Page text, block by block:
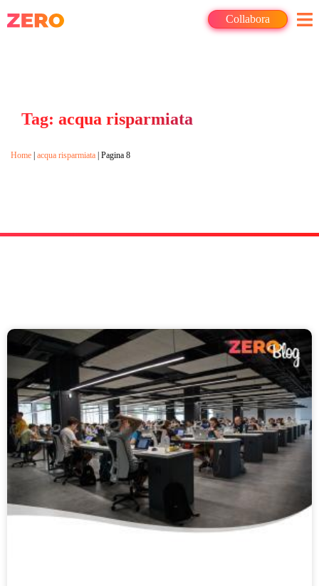
Collabora
Tag: acqua risparmiata
Home acqua risparmiata Pagina 8